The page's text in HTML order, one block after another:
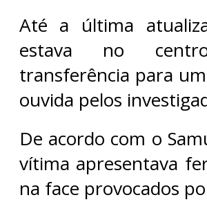
Até a última
estava no
transferência para
ouvida pelos
De acordo com o
vítima apresentava
na face provocados